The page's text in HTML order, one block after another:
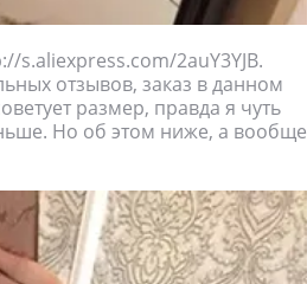
s.aliexpress.com/2auY3YJB.
отзывов, заказ в данном
размер, правда я чуть
Но об этом ниже, а вообще